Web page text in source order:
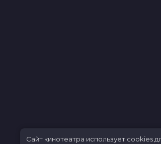
Сайт кинотеатра использует cookies